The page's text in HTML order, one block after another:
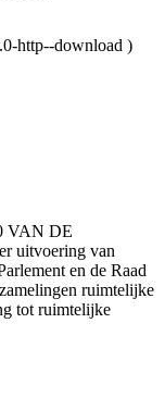
http--download )
VAN DE
uitvoering van
en de Raad
ruimtelijke
tot ruimtelijke